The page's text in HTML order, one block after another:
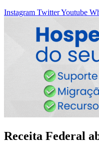
Instagram TwitterYoutube
Receita Federal